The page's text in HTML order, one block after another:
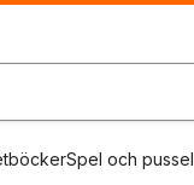
Spel och pussel